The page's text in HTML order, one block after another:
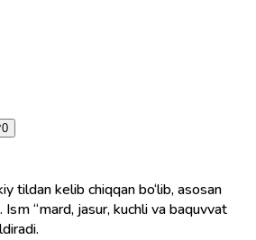
0
tildan kelib chiqqan bo‘lib, asosan
“mard, jasur, kuchli va baquvvat